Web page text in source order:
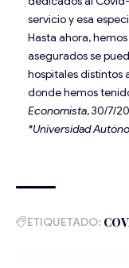
servicio y esa
Hasta ahora,
asegurados se
hospitales distintos
donde hemos
Economista, 30/7/
*Universidad
ETIQUETADO: